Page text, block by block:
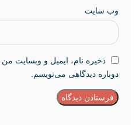
وب‌ سایت
ذخیره نام، ایمیل و وبسایت
دوباره دیدگاهی می‌نویسم.